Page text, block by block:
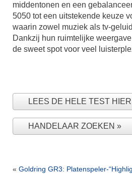
middentonen en een
5050 tot een uitstekende keuze
waarin zowel muziek als tv-
Dankzij hun ruimtelijke
de sweet spot voor veel
LEES DE HELE TEST HIER
HANDELAAR ZOEKEN
« Goldring GR3: Platenspeler-